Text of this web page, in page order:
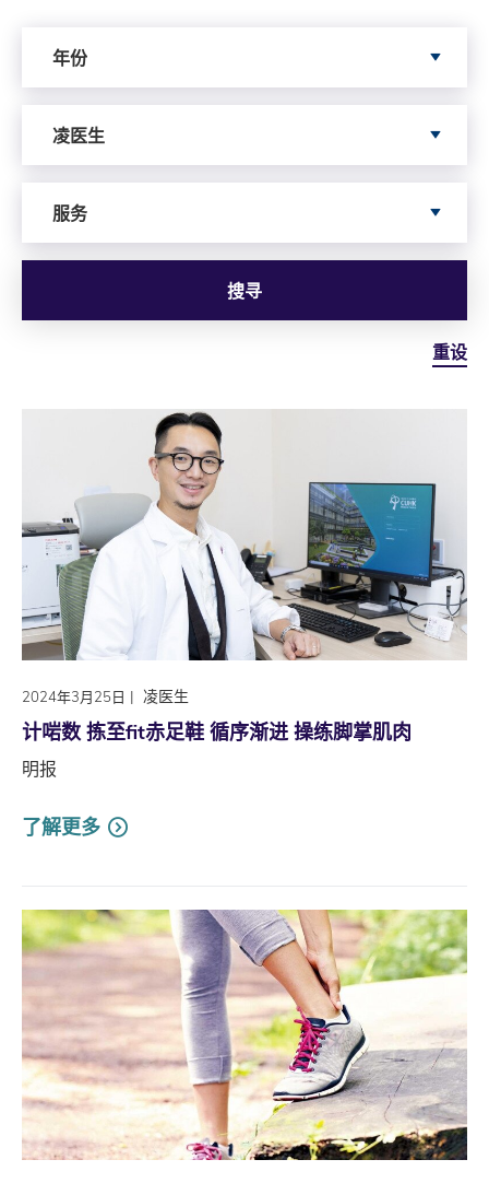
年份
凌医生
服务
搜寻
重设
2024年3月25日 | 凌医生
计啱数 拣至fit赤足鞋 循序渐进 操练脚掌肌肉
明报
了解更多